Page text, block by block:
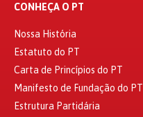
CONHEÇA O PT
Nossa História
Estatuto do PT
Carta de Princípios do PT
Manifesto de Fundação do PT
Estrutura Partidária